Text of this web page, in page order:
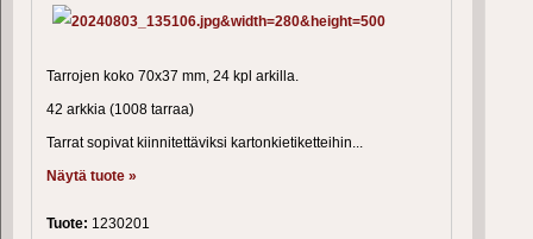
Tarrojen koko 70x37 mm, 24 kpl arkilla.
42 arkkia (1008 tarraa)
Tarrat sopivat kiinnitettäviksi kartonkietiketteihin...
Näytä tuote »
Tuote: 1230201